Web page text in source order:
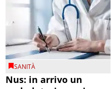
SANITÀ
Nus: in arrivo un